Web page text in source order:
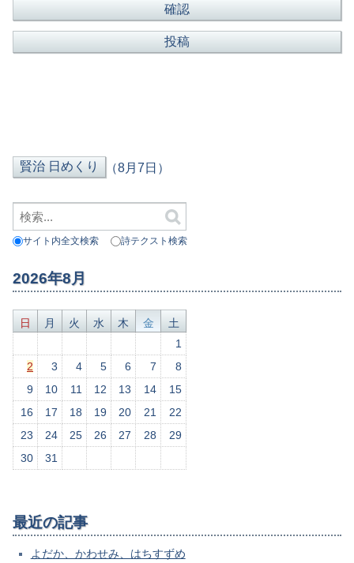
（8月7日）
サイト内全文検索 詩テクスト検索
2026年8月
日 月 火 水 木 金
土
1
2
3 4 5 6 7
8
9
10 11 12 13 14
15
16
17 18 19 20 21
22
23
24 25 26 27 28
29
30
31
最近の記事
よだか、かわせみ、はちすずめ